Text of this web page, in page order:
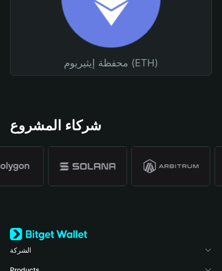
محفظة إيثيريوم (ETH)
شركاء المشروع
الشركة